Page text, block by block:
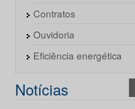
Contratos
Ouvidoria
Eficiência energética
Notícias